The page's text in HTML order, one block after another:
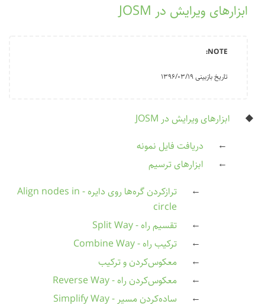
ابزارهای ویرایش در JOSM
تاریخ بازبینی ۱۳۹۶/۰۳/۱۹
ابزارهای ویرایش در JOSM
دریافت فایل نمونه
ابزارهای ترسیم
ترازکردن گره‌ها روی دایره - Align nodes in
circle
تقسیم راه - Split Way
ترکیب راه - Combine Way
معکوس‌کردن و ترکیب
معکوس‌کردن راه - Reverse Way
ساده‌کردن مسیر - Simplify Way